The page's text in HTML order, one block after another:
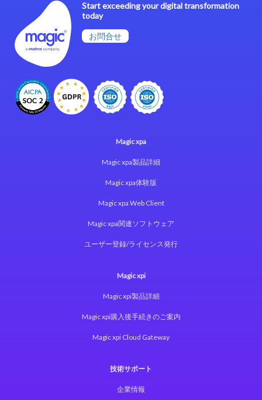
Start exceeding your digital transformation
today
お問合せ
Magic xpa
Magic xpa製品詳細
Magic xpa体験版
Magic xpa Web Client
Magic xpa関連ソフトウェア
ユーザー登録/ライセンス発行
Magic xpi
Magic xpi製品詳細
Magic xpi購入後手続きのご案内
Magic xpi Cloud Gateway
技術サポート
企業情報